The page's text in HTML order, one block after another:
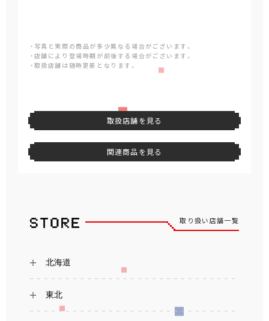
・写真と実際の商品が多少異なる場合がございます。
・店舗により登場時期が前後する場合がございます。
・取扱店舗は随時更新となります。
取扱店舗を見る
関連商品を見る
取り扱い店舗一覧
北海道
東北